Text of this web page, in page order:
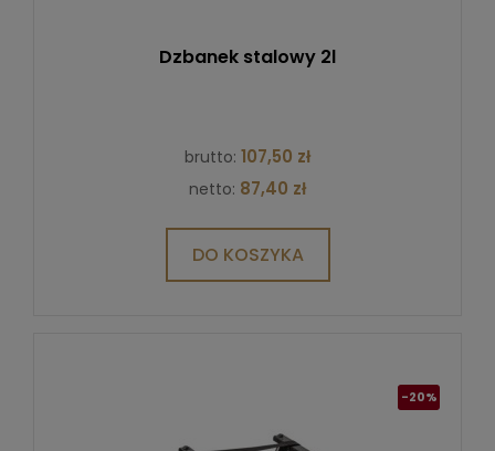
Dzbanek stalowy 2l
brutto: 107,50 zł
netto: 87,40 zł
DO KOSZYKA
-20%